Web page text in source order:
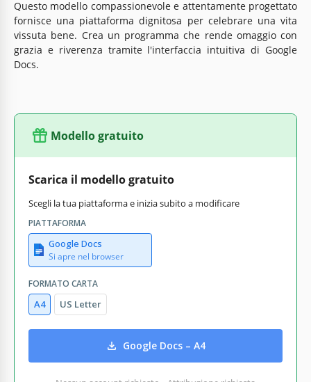
Questo modello compassionevole e attentamente progettato
fornisce una piattaforma dignitosa per celebrare una vita
vissuta bene. Crea un programma che rende omaggio con
grazia e riverenza tramite l'interfaccia intuitiva di Google
Docs.
Modello gratuito
Scarica il modello gratuito
Scegli la tua piattaforma e inizia subito a modificare
PIATTAFORMA
Google Docs
Si apre nel browser
FORMATO CARTA
A4 US Letter
Google Docs – A4